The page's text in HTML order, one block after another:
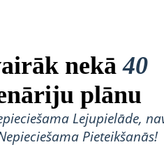
nekā40
plānu
Lejupielāde,
Pieteikšanās!